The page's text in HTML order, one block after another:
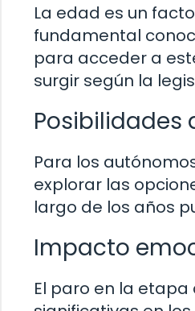
La edad es un
fundamental
para acceder a
surgir según la
Posibilidades
Para los
explorar las
largo de los años
Impacto
El paro en la